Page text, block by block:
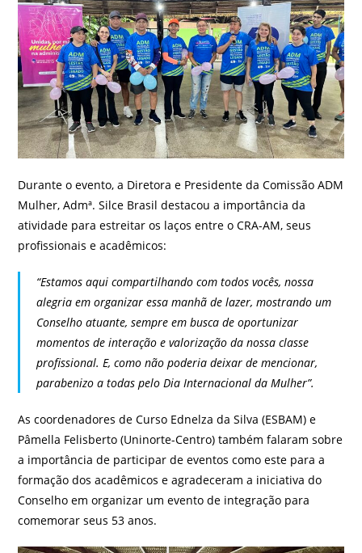
Durante o evento, a Diretora e Presidente da Comissão ADM
Mulher, Admª. Silce Brasil destacou a importância da
atividade para estreitar os laços entre o CRA-AM, seus
profissionais e acadêmicos:
“Estamos aqui compartilhando com todos vocês, nossa
alegria em organizar essa manhã de lazer, mostrando um
Conselho atuante, sempre em busca de oportunizar
momentos de interação e valorização da nossa classe
profissional. E, como não poderia deixar de mencionar,
parabenizo a todas pelo Dia Internacional da Mulher”.
As coordenadores de Curso Ednelza da Silva (ESBAM) e
Pâmella Felisberto (Uninorte-Centro) também falaram sobre
a importância de participar de eventos como este para a
formação dos acadêmicos e agradeceram a iniciativa do
Conselho em organizar um evento de integração para
comemorar seus 53 anos.